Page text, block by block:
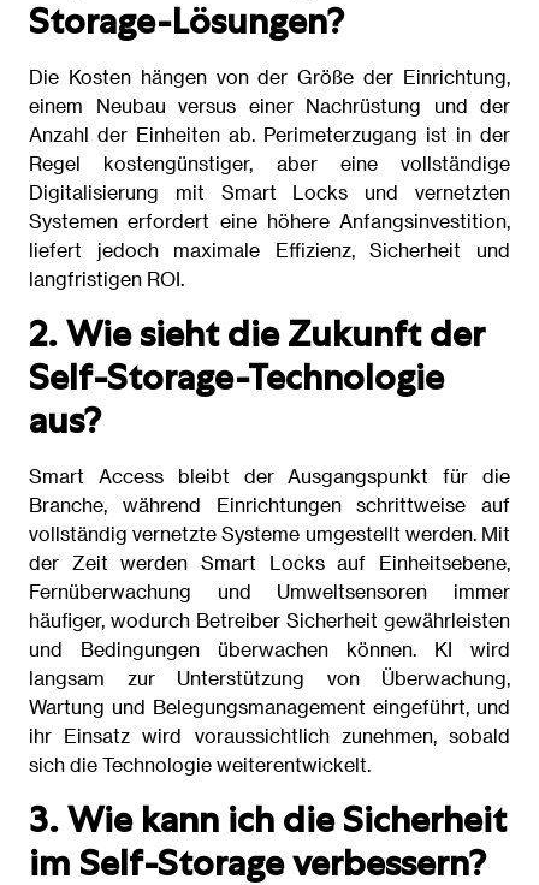
Storage-Lösungen?
Die Kosten hängen von der Größe der Einrichtung,
einem Neubau versus einer Nachrüstung und der
Anzahl der Einheiten ab. Perimeterzugang ist in der
Regel kostengünstiger, aber eine vollständige
Digitalisierung mit Smart Locks und vernetzten
Systemen erfordert eine höhere Anfangsinvestition,
liefert jedoch maximale Effizienz, Sicherheit und
langfristigen ROI.
2. Wie sieht die Zukunft der
Self-Storage-Technologie
aus?
Smart Access bleibt der Ausgangspunkt für die
Branche, während Einrichtungen schrittweise auf
vollständig vernetzte Systeme umgestellt werden. Mit
der Zeit werden Smart Locks auf Einheitsebene,
Fernüberwachung und Umweltsensoren immer
häufiger, wodurch Betreiber Sicherheit gewährleisten
und Bedingungen überwachen können. KI wird
langsam zur Unterstützung von Überwachung,
Wartung und Belegungsmanagement eingeführt, und
ihr Einsatz wird voraussichtlich zunehmen, sobald
sich die Technologie weiterentwickelt.
3. Wie kann ich die Sicherheit
im Self-Storage verbessern?